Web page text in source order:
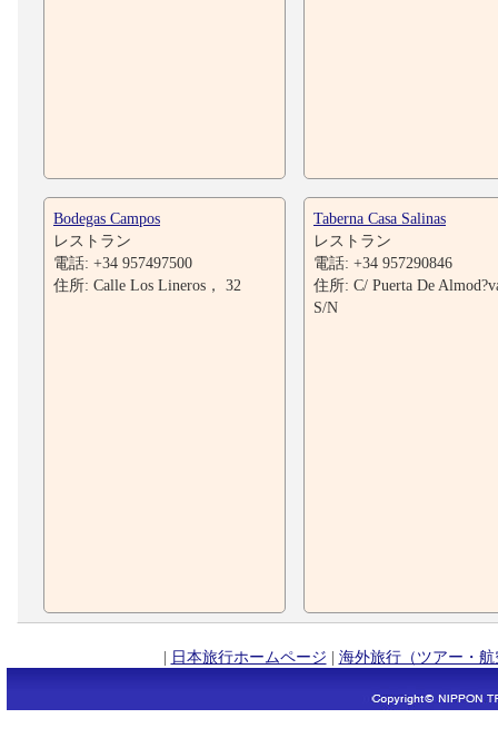
Bodegas Campos
レストラン
電話: +34 957497500
住所: Calle Los Lineros， 32
Taberna Casa Salinas
レストラン
電話: +34 957290846
住所: C/ Puerta De
S/N
| 日本旅行ホームページ | 海外旅行（ツアー・航